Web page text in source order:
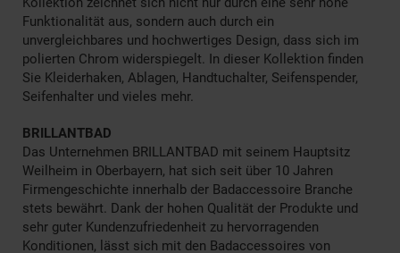
Funktionalität aus, sondern auch durch ein
unvergleichbares und hochwertiges Design, dass sich im
polierten Chrom widerspiegelt. In dieser Kollektion finden
Sie Kleiderhaken, Ablagen, Handtuchalter, Seifenspender,
Seifenhalter und vieles mehr.
BRILLANTBAD
Das Unternehmen BRILLANTBAD mit seinem Hauptsitz
Weilheim in Oberbayern, hat sich seit über 10 Jahren
Firmengeschichte innerhalb der Badaccessoire Branche
stets bewährt. Dank der hohen Qualität der Produkte und
sehr guter Kundenzufriedenheit zu hervorragenden
Konditionen, lässt sich mit den Badaccessoires von